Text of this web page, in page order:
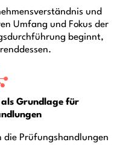
und
Umfang und Fokus der
beginnt,
als Grundlage für
die Prüfungshandlungen